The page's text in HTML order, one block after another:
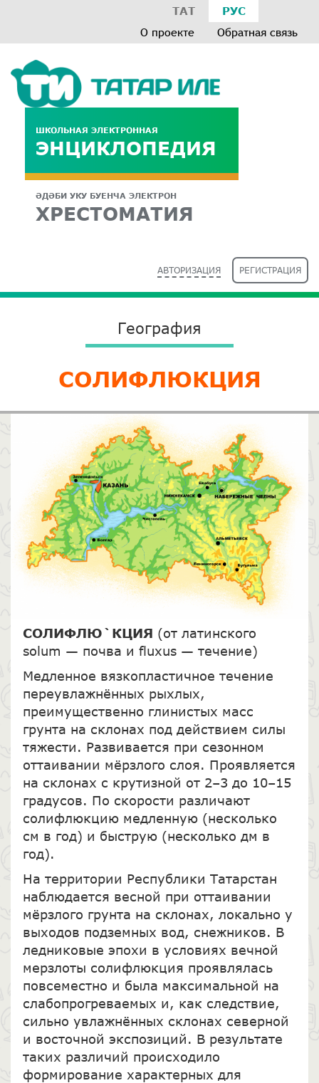
ТАТ РУС
О проекте Обратная связь
ШКОЛЬНАЯ ЭЛЕКТРОННАЯ
ЭНЦИКЛОПЕДИЯ
ӘДӘБИ УКУ БУЕНЧА ЭЛЕКТРОН
ХРЕСТОМАТИЯ
АВТОРИЗАЦИЯ РЕГИСТРАЦИЯ
География
СОЛИФЛЮКЦИЯ
СОЛИФЛЮ`КЦИЯ (от латинского
solum — почва и fluxus — течение)
Медленное вязкопластичное течение
переувлажнённых рыхлых,
преимущественно глинистых масс
грунта на склонах под действием силы
тяжести. Развивается при сезонном
оттаивании мёрзлого слоя. Проявляется
на склонах с крутизной от 2–3 до 10–15
градусов. По скорости различают
солифлюкцию медленную (несколько
см в год) и быструю (несколько дм в
год).
На территории Республики Татарстан
наблюдается весной при оттаивании
мёрзлого грунта на склонах, локально у
выходов подземных вод, снежников. В
ледниковые эпохи в условиях вечной
мерзлоты солифлюкция проявлялась
повсеместно и была максимальной на
слабопрогреваемых и, как следствие,
сильно увлажнённых склонах северной
и восточной экспозиций. В результате
таких различий происходило
формирование характерных для